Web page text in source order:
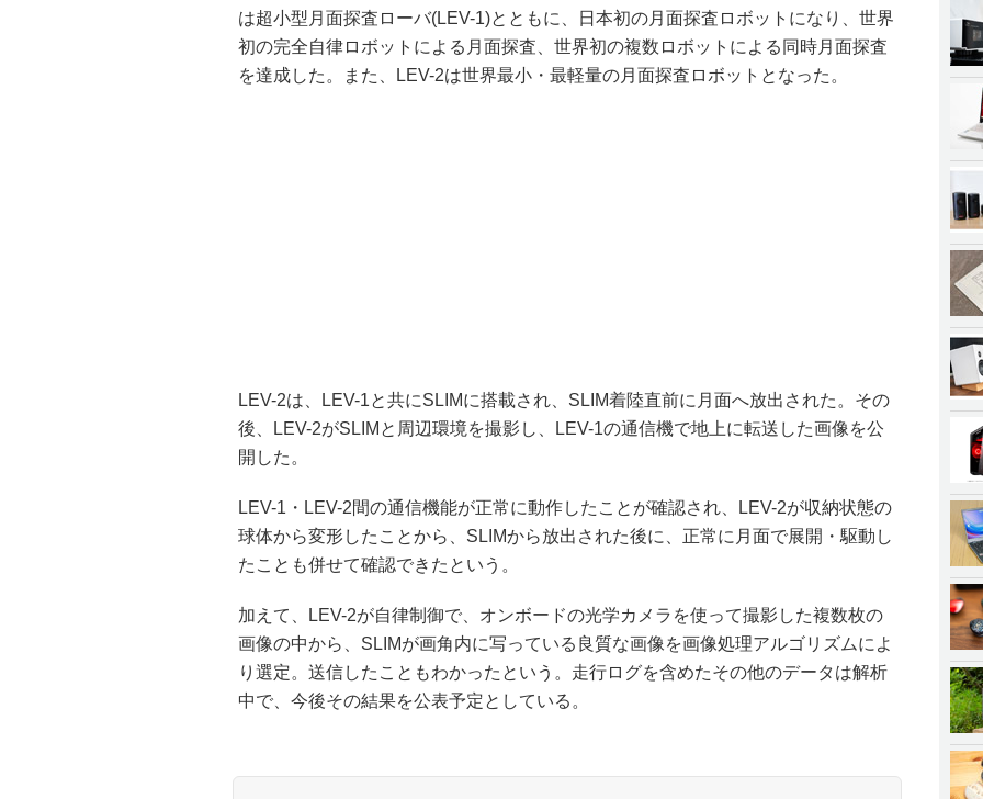
は超小型月面探査ローバ(LEV-1)とともに、日本初の月面探査ロボットになり、世界
初の完全自律ロボットによる月面探査、世界初の複数ロボットによる同時月面探査
を達成した。また、LEV-2は世界最小・最軽量の月面探査ロボットとなった。
LEV-2は、LEV-1と共にSLIMに搭載され、SLIM着陸直前に月面へ放出された。その
後、LEV-2がSLIMと周辺環境を撮影し、LEV-1の通信機で地上に転送した画像を公
開した。
LEV-1・LEV-2間の通信機能が正常に動作したことが確認され、LEV-2が収納状態の
球体から変形したことから、SLIMから放出された後に、正常に月面で展開・駆動し
たことも併せて確認できたという。
加えて、LEV-2が自律制御で、オンボードの光学カメラを使って撮影した複数枚の
画像の中から、SLIMが画角内に写っている良質な画像を画像処理アルゴリズムによ
り選定。送信したこともわかったという。走行ログを含めたその他のデータは解析
中で、今後その結果を公表予定としている。